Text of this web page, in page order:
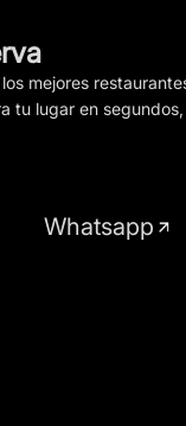
mejores
tu lugar en
Whatsapp